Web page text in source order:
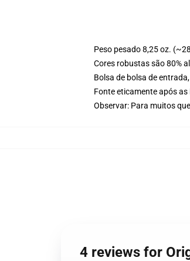
Peso pesado 8,25 oz.
Cores robustas são 80%
Bolsa de bolsa de
Fonte eticamente após
Observar: Para muitos
4 reviews for